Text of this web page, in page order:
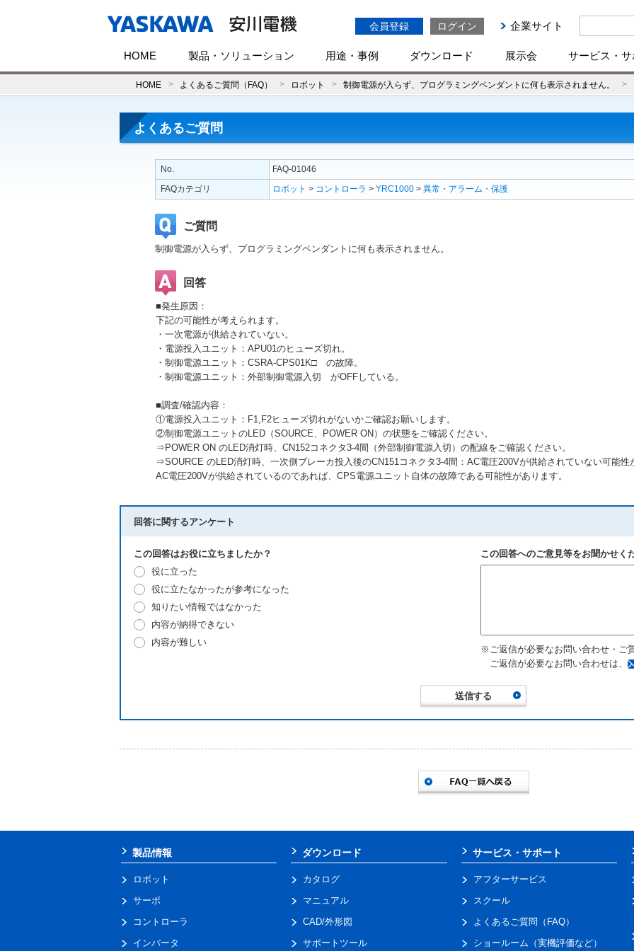
会員登録 ログイン 企業サイト
HOME 製品・ソリューション 用途・事例 ダウンロード 展示会 サービス・サ
HOME よくあるご質問（FAQ） ロボット 制御電源が入らず、プログラミングペンダントに何も表示されません。
よくあるご質問
No.
FAQ-01046
FAQカテゴリ
ロボット > コントローラ > YRC1000 > 異常・アラーム・保護
ご質問
制御電源が入らず、プログラミングペンダントに何も表示されません。
回答
■発生原因：
下記の可能性が考えられます。
・一次電源が供給されていない。
・電源投入ユニット：APU01のヒューズ切れ。
・制御電源ユニット：CSRA-CPS01K□ の故障。
・制御電源ユニット：外部制御電源入切 がOFFしている。
■調査/確認内容：
①電源投入ユニット：F1,F2ヒューズ切れがないかご確認お願いします。
②制御電源ユニットのLED（SOURCE、POWER ON）の状態をご確認ください。
⇒POWER ON のLED消灯時、CN152コネクタ3-4間（外部制御電源入切）の配線をご確認ください。
⇒SOURCE のLED消灯時、一次側ブレーカ投入後のCN151コネクタ3-4間：AC電圧200Vが供給されていない可能性
AC電圧200Vが供給されているのであれば、CPS電源ユニット自体の故障である可能性があります。
回答に関するアンケート
この回答はお役に立ちましたか？
役に立った
役に立たなかったが参考になった
知りたい情報ではなかった
内容が納得できない
内容が難しい
この回答へのご意見等をお聞かせく
※ご返信が必要なお問い合わせ・ご
ご返信が必要なお問い合わせは、
製品情報
ロボット
サーボ
コントローラ
インバータ
ダウンロード
カタログ
マニュアル
CAD/外形図
サポートツール
サービス・サポート
アフターサービス
スクール
よくあるご質問（FAQ）
ショールーム（実機評価など）